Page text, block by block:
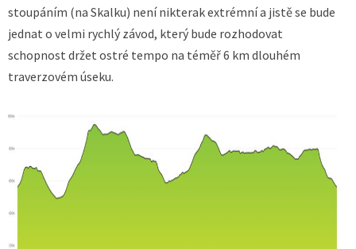
stoupáním (na Skalku) není nikterak extrémní a jistě se bude
jednat o velmi rychlý závod, který bude rozhodovat
schopnost držet ostré tempo na téměř 6 km dlouhém
traverzovém úseku.